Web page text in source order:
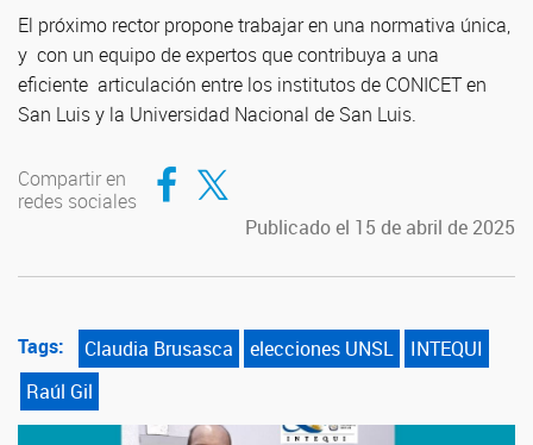
El próximo rector propone trabajar en una normativa única,
y con un equipo de expertos que contribuya a una
eficiente articulación entre los institutos de CONICET en
San Luis y la Universidad Nacional de San Luis.
Compartir en
redes sociales
Compartir en Facebook
Compartir en Twitter
Publicado el 15 de abril de 2025
Tags: Claudia Brusasca elecciones UNSL
INTEQUI
Raúl Gil